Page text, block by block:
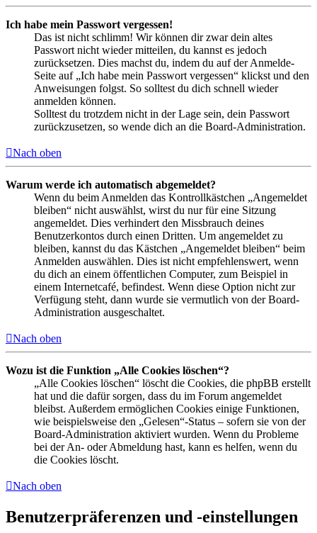
Ich habe mein Passwort vergessen!
Das ist nicht schlimm! Wir können dir zwar dein altes
Passwort nicht wieder mitteilen, du kannst es jedoch
zurücksetzen. Dies machst du, indem du auf der Anmelde-
Seite auf „Ich habe mein Passwort vergessen“ klickst und den
Anweisungen folgst. So solltest du dich schnell wieder
anmelden können.
Solltest du trotzdem nicht in der Lage sein, dein Passwort
zurückzusetzen, so wende dich an die Board-Administration.
Nach oben
Warum werde ich automatisch abgemeldet?
Wenn du beim Anmelden das Kontrollkästchen „Angemeldet
bleiben“ nicht auswählst, wirst du nur für eine Sitzung
angemeldet. Dies verhindert den Missbrauch deines
Benutzerkontos durch einen Dritten. Um angemeldet zu
bleiben, kannst du das Kästchen „Angemeldet bleiben“ beim
Anmelden auswählen. Dies ist nicht empfehlenswert, wenn
du dich an einem öffentlichen Computer, zum Beispiel in
einem Internetcafé, befindest. Wenn diese Option nicht zur
Verfügung steht, dann wurde sie vermutlich von der Board-
Administration ausgeschaltet.
Nach oben
Wozu ist die Funktion „Alle Cookies löschen“?
„Alle Cookies löschen“ löscht die Cookies, die phpBB erstellt
hat und die dafür sorgen, dass du im Forum angemeldet
bleibst. Außerdem ermöglichen Cookies einige Funktionen,
wie beispielsweise den „Gelesen“-Status – sofern sie von der
Board-Administration aktiviert wurden. Wenn du Probleme
bei der An- oder Abmeldung hast, kann es helfen, wenn du
die Cookies löscht.
Nach oben
Benutzerpräferenzen und -einstellungen